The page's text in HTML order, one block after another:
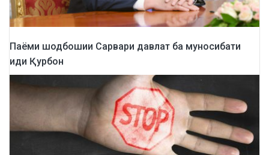
Паёми шодбошии Сарвари давлат ба муносибати
иди Қурбон